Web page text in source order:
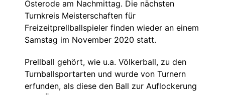
Osterode am Nachmittag. Die nächsten
Turnkreis Meisterschaften für
Freizeitprellballspieler finden wieder an einem
Samstag im November 2020 statt.
Prellball gehört, wie u.a. Völkerball, zu den
Turnballsportarten und wurde von Turnern
erfunden, als diese den Ball zur Auflockerung